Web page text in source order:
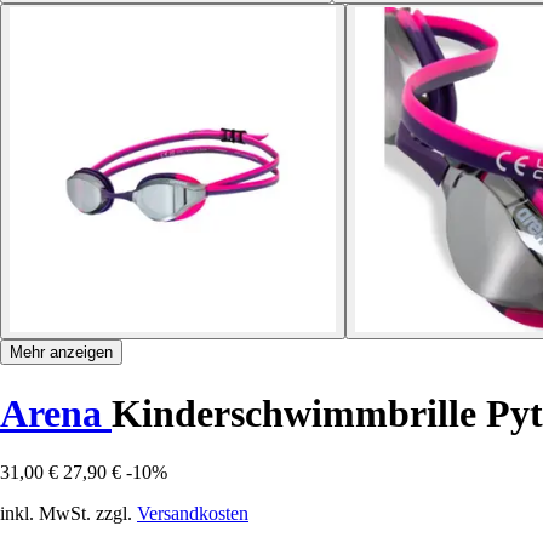
Mehr anzeigen
Arena Kinderschwimmbrille
31,00 € 27,90 € -10%
inkl. MwSt. zzgl. Versandkosten